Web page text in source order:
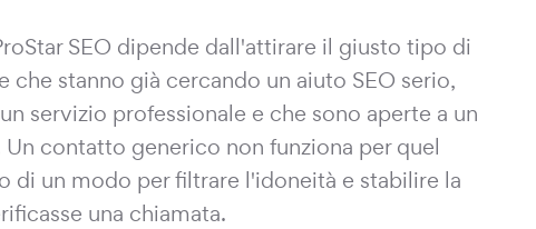
SEO dipende dall'attirare il giusto tipo di
stanno già cercando un aiuto SEO serio,
servizio professionale e che sono aperte a un
contatto generico non funziona per quel
di un modo per filtrare l'idoneità e stabilire la
una chiamata.